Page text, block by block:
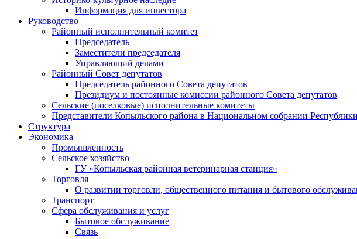
Информация для инвестора
Руководство
Районный исполнительный комитет
Председатель
Заместители председателя
Управляющий делами
Районный Совет депутатов
Председатель районного Совета депутатов
Президиум и постоянные комиссии районного Совета депутатов
Сельские (поселковые) исполнительные комитеты
Представители Копыльского района в Национальном собрании
Структура
Экономика
Промышленность
Сельское хозяйство
ГУ «Копыльская районная ветеринарная станция»
Торговля
О развитии торговли, общественного питания и бытового
Транспорт
Сфера обслуживания и услуг
Бытовое обслуживание
Связь